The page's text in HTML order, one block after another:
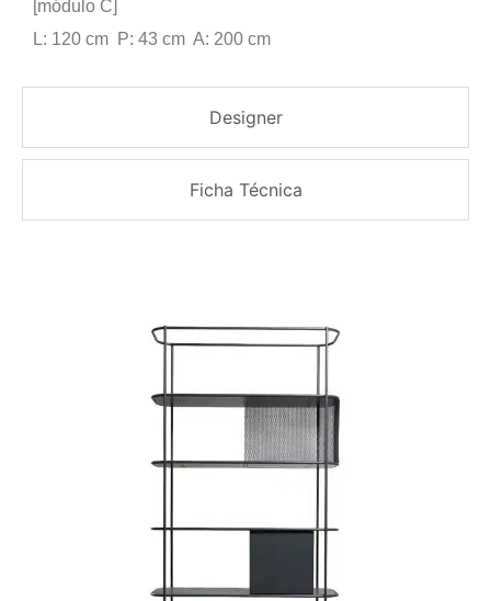
Designer
Ficha Técnica
[módulo C]
L: 120 cm P: 43 cm A: 200 cm